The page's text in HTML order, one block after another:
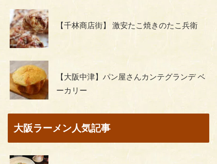
【千林商店街】 激安たこ焼きのたこ兵衛
【大阪中津】パン屋さんカンテグランデ ベ
ーカリー
大阪ラーメン人気記事